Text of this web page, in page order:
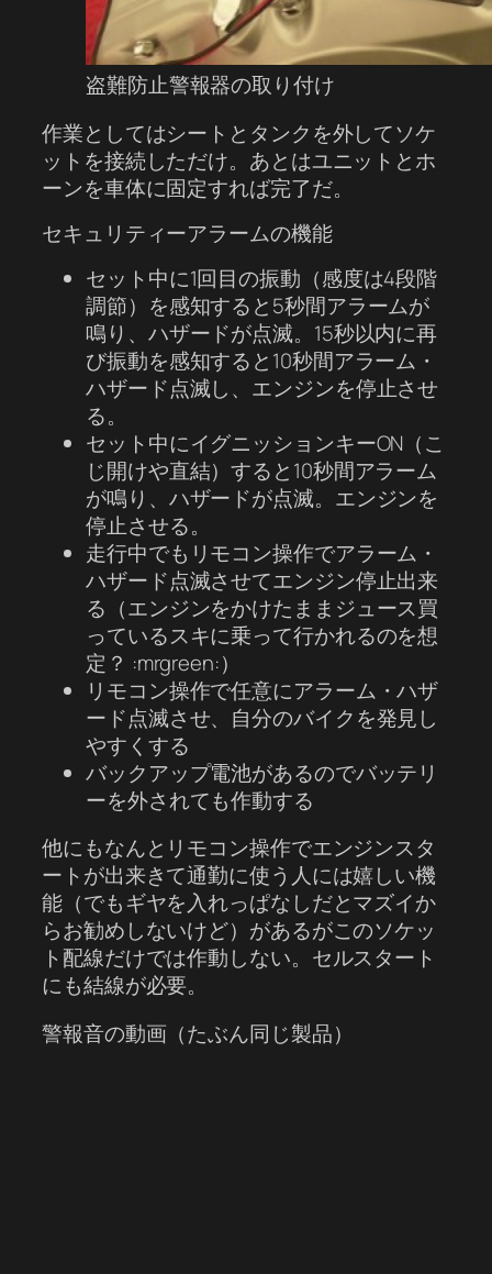
盗難防止警報器の取り付け
作業としてはシートとタンクを外してソケ
ットを接続しただけ。あとはユニットとホ
ーンを車体に固定すれば完了だ。
セキュリティーアラームの機能
セット中に1回目の振動（感度は4段階
調節）を感知すると5秒間アラームが
鳴り、ハザードが点滅。15秒以内に再
び振動を感知すると10秒間アラーム・
ハザード点滅し、エンジンを停止させ
る。
セット中にイグニッションキーON（こ
じ開けや直結）すると10秒間アラーム
が鳴り、ハザードが点滅。エンジンを
停止させる。
走行中でもリモコン操作でアラーム・
ハザード点滅させてエンジン停止出来
る（エンジンをかけたままジュース買
っているスキに乗って行かれるのを想
定？ :mrgreen:）
リモコン操作で任意にアラーム・ハザ
ード点滅させ、自分のバイクを発見し
やすくする
バックアップ電池があるのでバッテリ
ーを外されても作動する
他にもなんとリモコン操作でエンジンスタ
ートが出来きて通勤に使う人には嬉しい機
能（でもギヤを入れっぱなしだとマズイか
らお勧めしないけど）があるがこのソケッ
ト配線だけでは作動しない。セルスタート
にも結線が必要。
警報音の動画（たぶん同じ製品）